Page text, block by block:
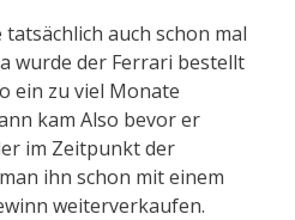
tatsächlich auch schon mal
wurde der Ferrari bestellt
ein zu viel Monate
kam Also bevor er
im Zeitpunkt der
ihn schon mit einem
weiterverkaufen.